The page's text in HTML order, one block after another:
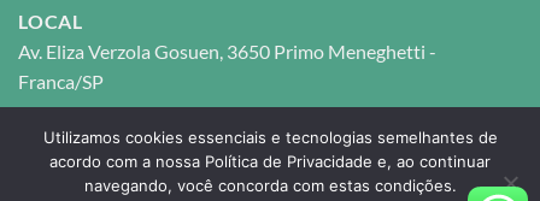
LOCAL
Av. Eliza Verzola Gosuen, 3650 Primo Meneghetti -
Franca/SP
FRANCA HOSPITALAR © 2026 © - CNPJ: 27.117.711/0001-
05 - Todos os direitos reservados.
Utilizamos cookies essenciais e tecnologias semelhantes de
acordo com a nossa Política de Privacidade e, ao continuar
navegando, você concorda com estas condições.